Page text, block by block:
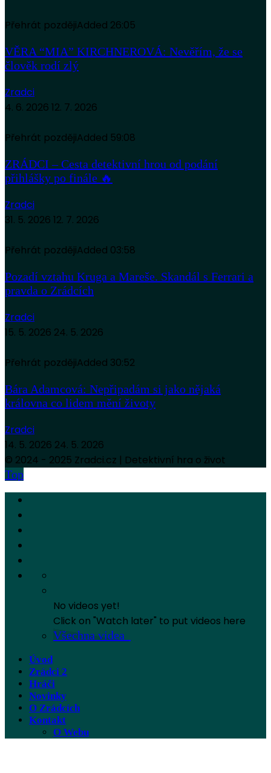
Přehrát pozdějiAdded 26:05
VĚRA “MIA” KIRCHNEROVÁ: Nevěřím, že se
člověk rodí zlý
Zradci
4. 6. 2026 12. 7. 2026
Přehrát pozdějiAdded 59:08
ZRÁDCI – Cesta detektivní hrou od podání
přihlášky po finále 🔥
Zradci
31. 5. 2026 12. 7. 2026
Přehrát pozdějiAdded 03:58
Pozadí vztahu Kruga a Mareše. Skandál s Ferrari a
pravda o Zrádcích
Zradci
15. 5. 2026 24. 5. 2026
Přehrát pozdějiAdded 30:52
Bára Adamcová: Nepřipadám si jako nějaká
královna co lidem mění životy
Zradci
14. 5. 2026 24. 5. 2026
© 2024 - 2025 Zradci.cz | Detektivní hra o život
Top
No videos yet!
Click on "Watch later" to put videos here
Všechna videa
Úvod
Zrádci 2
Hráči
Novinky
O Zrádcích
Kontakt
O Webu